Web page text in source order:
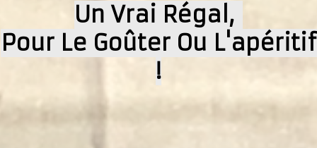
Un Vrai Régal,
Pour Le Goûter Ou L'apéritif
!